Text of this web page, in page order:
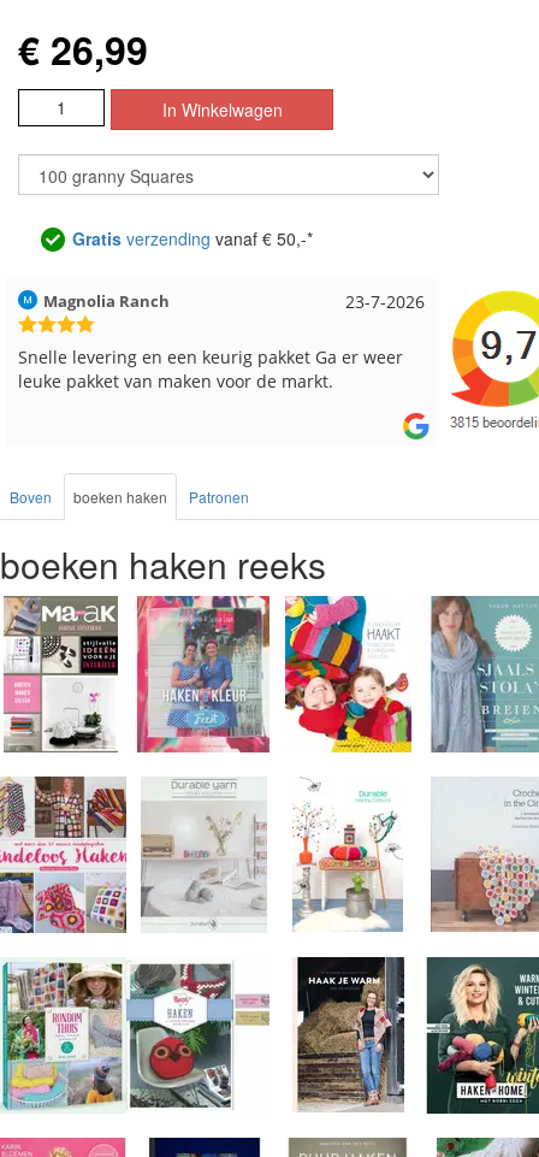
€ 26,99
Gratis verzending vanaf € 50,-*
17-7-2026
Hilde uit Loyers
Reeds meerdere keren breigaren en breinaalden
besteld, altijd heel tevreden over de service.
Loes uit
Snelle
Boven boeken haken Patronen
boeken haken reeks